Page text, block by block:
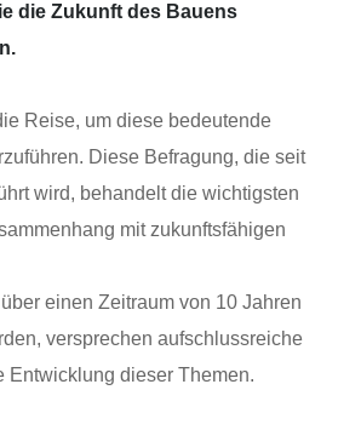
die Zukunft des Bauens
Reise, um diese bedeutende
Diese Befragung, die seit
wird, behandelt die wichtigsten
mit zukunftsfähigen
einen Zeitraum von 10 Jahren
versprechen aufschlussreiche
Entwicklung dieser Themen.